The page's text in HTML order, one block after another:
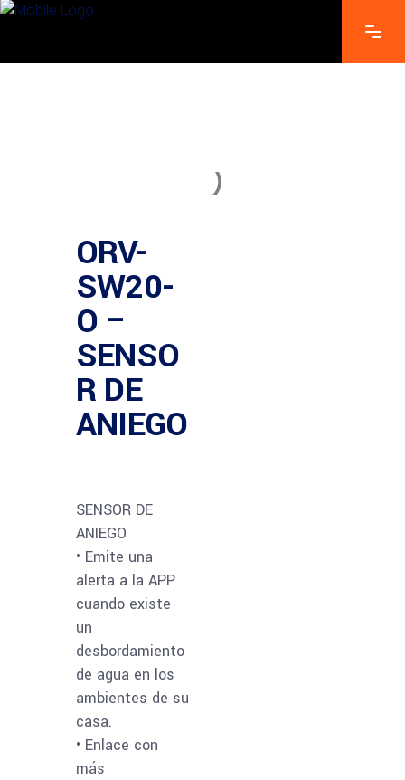
ORV-
SW20-
O –
SENSO
R DE
ANIEGO
SENSOR DE
ANIEGO
• Emite una
alerta a la APP
cuando existe
un
desbordamiento
de agua en los
ambientes de su
casa.
• Enlace con
más